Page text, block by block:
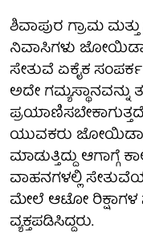
ಶಿವಾಪುರ ಗ್ರಾಮ
ನಿವಾಸಿಗಳು ಜೋಯಿಡಾ
ಸೇತುವೆ ಏಕೈಕ
ಅದೇ
ಯುವಕರು ಜೋಯಿಡಾ,
ಮಾಡುತ್ತಿದ್ದು ಆಗಾಗ್ಗೆ
ವಾಹನಗಳಲ್ಲಿ
ಮೇಲೆ ಆಟೋ ರಿಕ್ಷಾಗಳ
ವ್ಯಕ್ತಪಡಿಸಿದ್ದರು.